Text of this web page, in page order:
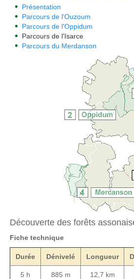
Présentation
Parcours de l'Ouzoum
Parcours de l'Oppidum
Parcours de l'Isarce
Parcours du Merdanson
Découverte des forêts
Fiche technique
Durée Dénivelé Longueur
5 h 885 m 12,7 km